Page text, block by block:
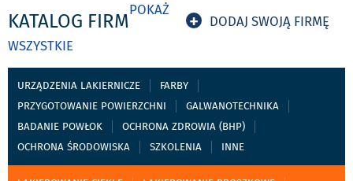
KATALOG FIRM + DODAJ SWOJĄ FIRMĘ
POKAŻ
WSZYSTKIE
URZĄDZENIA LAKIERNICZE
FARBY
PRZYGOTOWANIE POWIERZCHNI
GALWANOTECHNIKA
BADANIE POWŁOK
OCHRONA ZDROWIA (BHP)
OCHRONA ŚRODOWISKA
SZKOLENIA INNE